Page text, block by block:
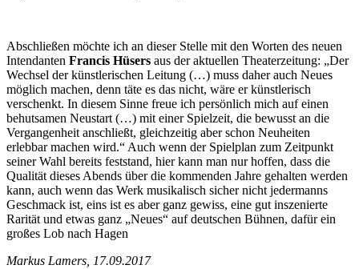
Abschließen möchte ich an dieser Stelle mit den Worten des neuen
Intendanten Francis Hüsers aus der aktuellen Theaterzeitung: „Der
Wechsel der künstlerischen Leitung (…) muss daher auch Neues
möglich machen, denn täte es das nicht, wäre er künstlerisch
verschenkt. In diesem Sinne freue ich persönlich mich auf einen
behutsamen Neustart (…) mit einer Spielzeit, die bewusst an die
Vergangenheit anschließt, gleichzeitig aber schon Neuheiten
erlebbar machen wird.“ Auch wenn der Spielplan zum Zeitpunkt
seiner Wahl bereits feststand, hier kann man nur hoffen, dass die
Qualität dieses Abends über die kommenden Jahre gehalten werden
kann, auch wenn das Werk musikalisch sicher nicht jedermanns
Geschmack ist, eins ist es aber ganz gewiss, eine gut inszenierte
Rarität und etwas ganz „Neues“ auf deutschen Bühnen, dafür ein
großes Lob nach Hagen
Markus Lamers, 17.09.2017